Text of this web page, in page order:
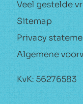
Bezoekadres
Sparrenlaan 47
3742 WE Baarn